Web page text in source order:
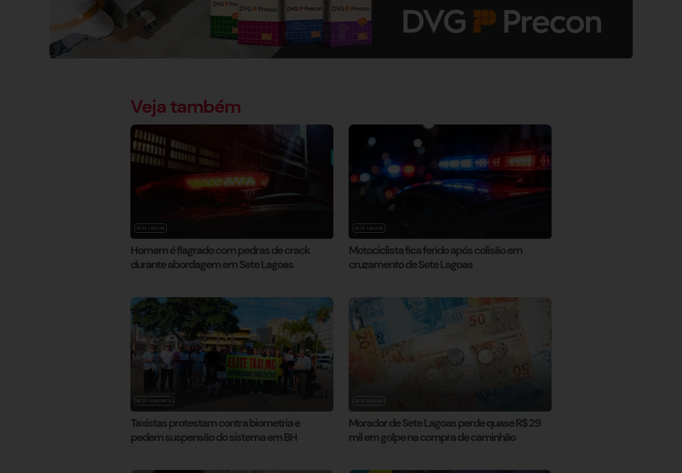
Veja também
SETE LAGOAS
Homem é flagrado com pedras de crack
durante abordagem em Sete Lagoas
SETE LAGOAS
Motociclista fica ferido após colisão em
cruzamento de Sete Lagoas
BELO HORIZONTE
Taxistas protestam contra biometria e
pedem suspensão do sistema em BH
SETE LAGOAS
Morador de Sete Lagoas perde quase R$ 29
mil em golpe na compra de caminhão